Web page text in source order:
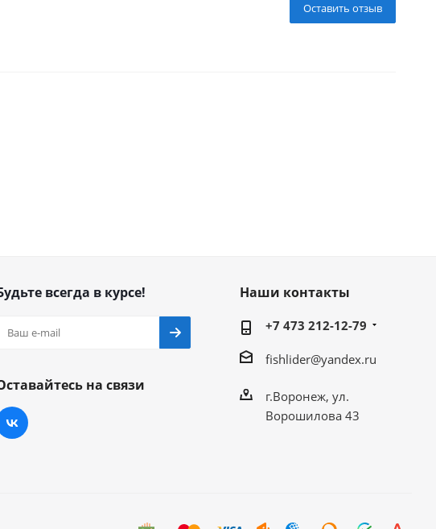
Оставить отзыв
всегда в курсе!
на связи
Наши контакты
+7 473 212-12-79
fishlider@yandex.ru
г.Воронеж, ул.
Ворошилова 43